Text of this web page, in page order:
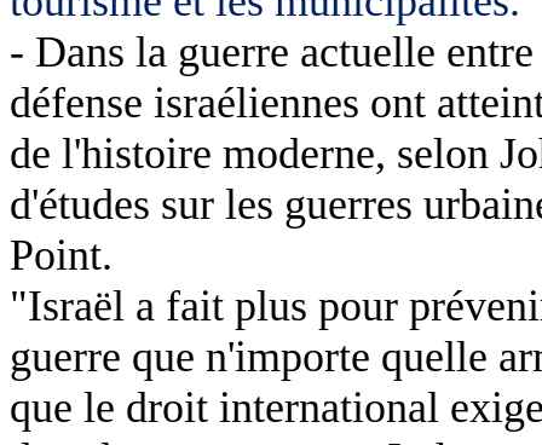
- Dans la guerre actuelle
défense israéliennes ont
de l'histoire moderne, selon
d'études sur les guerres
Point.
"Israël a fait plus pour
guerre que n'importe quelle
que le droit international